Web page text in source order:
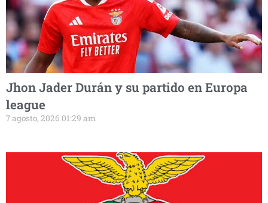
Jhon Jader Durán y su partido en Europa
league
7 agosto, 2026 01:29 am